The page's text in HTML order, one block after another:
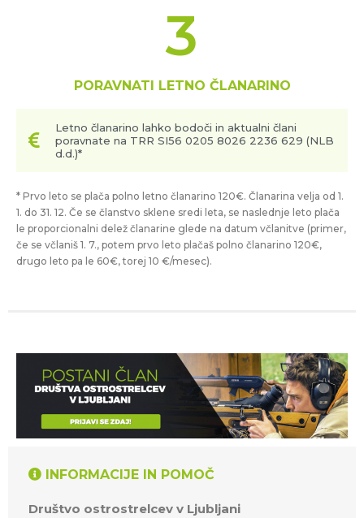
3
PORAVNATI LETNO ČLANARINO
Letno članarino lahko bodoči in aktualni člani
poravnate na TRR SI56 0205 8026 2236 629 (NLB
d.d.)*
* Prvo leto se plača polno letno članarino 120€. Članarina velja od 1.
1. do 31. 12. Če se članstvo sklene sredi leta, se naslednje leto plača
le proporcionalni delež članarine glede na datum včlanitve (primer,
če se včlaniš 1. 7., potem prvo leto plačaš polno članarino 120€,
drugo leto pa le 60€, torej 10 €/mesec).
INFORMACIJE IN POMOČ
Društvo ostrostrelcev v Ljubljani